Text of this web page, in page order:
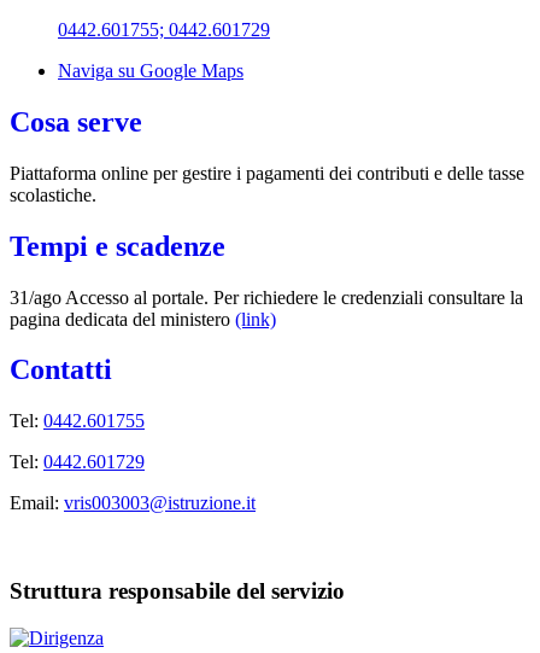
0442.601755; 0442.601729
Naviga su Google Maps
Cosa serve
Piattaforma online per gestire i pagamenti dei contributi e delle tasse
scolastiche.
Tempi e scadenze
31/ago Accesso al portale. Per richiedere le credenziali consultare la
pagina dedicata del ministero (link)
Contatti
Tel: 0442.601755
Tel: 0442.601729
Email: vris003003@istruzione.it
Struttura responsabile del servizio